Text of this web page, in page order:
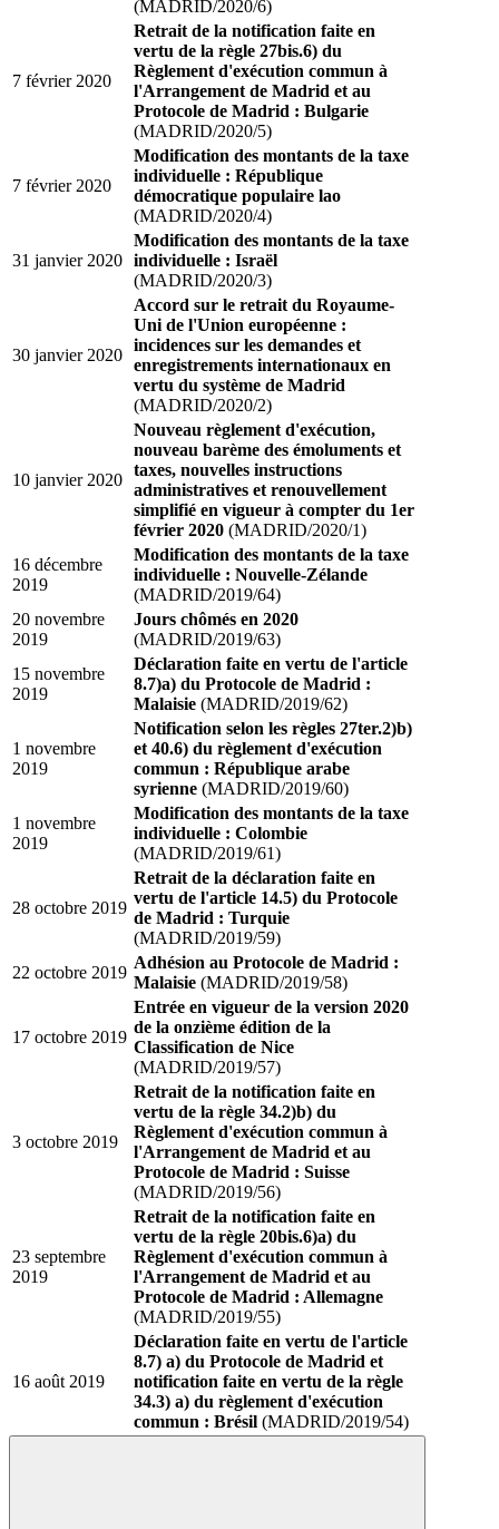
(MADRID/2020/6)
7 février 2020
Retrait de la notification faite en
vertu de la règle 27bis.6) du
Règlement d'exécution commun à
l'Arrangement de Madrid et au
Protocole de Madrid : Bulgarie
(MADRID/2020/5)
7 février 2020
Modification des montants de la taxe
individuelle : République
démocratique populaire lao
(MADRID/2020/4)
31 janvier 2020
Modification des montants de la taxe
individuelle : Israël
(MADRID/2020/3)
30 janvier 2020
Accord sur le retrait du Royaume-
Uni de l'Union européenne :
incidences sur les demandes et
enregistrements internationaux en
vertu du système de Madrid
(MADRID/2020/2)
10 janvier 2020
Nouveau règlement d'exécution,
nouveau barème des émoluments et
taxes, nouvelles instructions
administratives et renouvellement
simplifié en vigueur à compter du 1er
février 2020 (MADRID/2020/1)
16 décembre
2019
Modification des montants de la taxe
individuelle : Nouvelle-Zélande
(MADRID/2019/64)
20 novembre
2019
Jours chômés en 2020
(MADRID/2019/63)
15 novembre
2019
Déclaration faite en vertu de l'article
8.7)a) du Protocole de Madrid :
Malaisie (MADRID/2019/62)
1 novembre
2019
Notification selon les règles 27ter.2)b)
et 40.6) du règlement d'exécution
commun : République arabe
syrienne (MADRID/2019/60)
1 novembre
2019
Modification des montants de la taxe
individuelle : Colombie
(MADRID/2019/61)
28 octobre 2019
Retrait de la déclaration faite en
vertu de l'article 14.5) du Protocole
de Madrid : Turquie
(MADRID/2019/59)
22 octobre 2019
Adhésion au Protocole de Madrid :
Malaisie (MADRID/2019/58)
17 octobre 2019
Entrée en vigueur de la version 2020
de la onzième édition de la
Classification de Nice
(MADRID/2019/57)
3 octobre 2019
Retrait de la notification faite en
vertu de la règle 34.2)b) du
Règlement d'exécution commun à
l'Arrangement de Madrid et au
Protocole de Madrid : Suisse
(MADRID/2019/56)
23 septembre
2019
Retrait de la notification faite en
vertu de la règle 20bis.6)a) du
Règlement d'exécution commun à
l'Arrangement de Madrid et au
Protocole de Madrid : Allemagne
(MADRID/2019/55)
16 août 2019
Déclaration faite en vertu de l'article
8.7) a) du Protocole de Madrid et
notification faite en vertu de la règle
34.3) a) du règlement d'exécution
commun : Brésil (MADRID/2019/54)